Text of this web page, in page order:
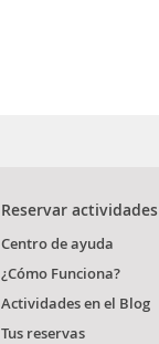
Reservar actividades
Centro de ayuda
¿Cómo Funciona?
Actividades en el Blog
Tus reservas